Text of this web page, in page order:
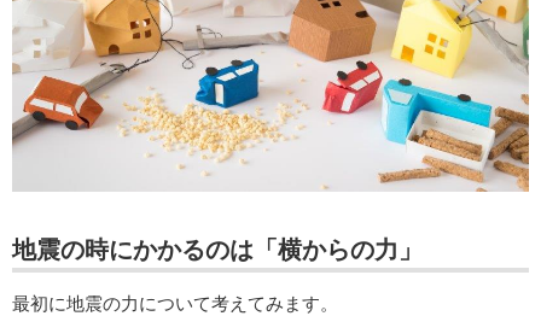
地震の時にかかるのは「横からの力」
最初に地震の力について考えてみます。